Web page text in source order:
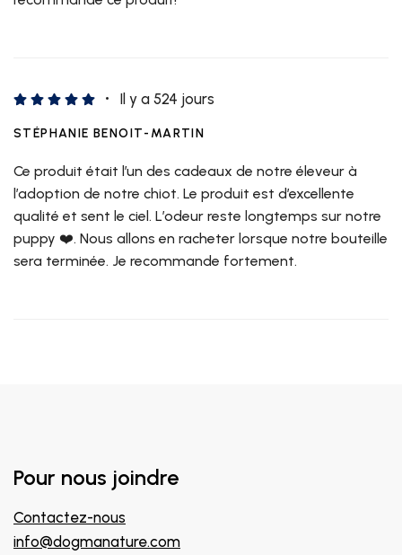
Il y a 524 jours
STÉPHANIE BENOIT-MARTIN
Ce produit était l’un des cadeaux de notre éleveur à
l’adoption de notre chiot. Le produit est d’excellente
qualité et sent le ciel. L’odeur reste longtemps sur notre
puppy ❤️. Nous allons en racheter lorsque notre bouteille
sera terminée. Je recommande fortement.
Pour nous joindre
Contactez-nous
info@dogmanature.com